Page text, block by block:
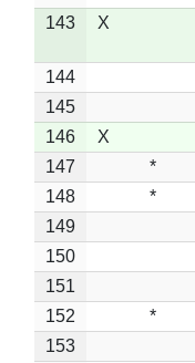
143
X
144
145
146
X
147
*
148
*
149
150
151
152
*
153